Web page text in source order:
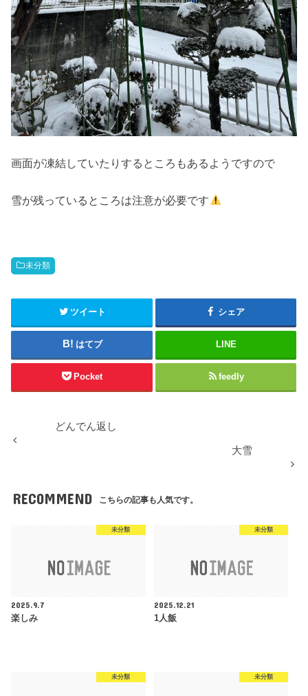
画面が凍結していたりするところもあるようですので
雪が残っているところは注意が必要です
未分類
ツイート シェア
はてブ LINE
Pocket feedly
どんでん返し
大雪
RECOMMEND こちらの記事も人気です。
未分類
2025.9.7
楽しみ
未分類
2025.12.21
1人飯
未分類 未分類